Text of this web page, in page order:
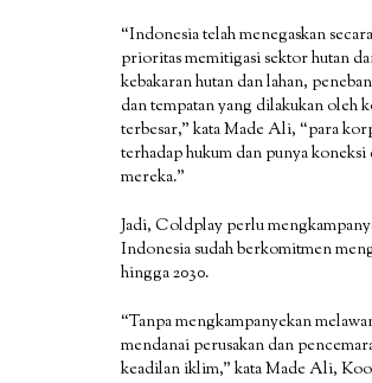
“Indonesia telah menegaskan
prioritas memitigasi sektor hutan
kebakaran hutan dan lahan,
dan tempatan yang dilakukan oleh
terbesar,” kata Made Ali, “para
terhadap hukum dan punya
mereka.”
Jadi, Coldplay perlu
Indonesia sudah berkomitmen
hingga 2030.
“Tanpa mengkampanyekan
mendanai perusakan dan
keadilan iklim,” kata Made Ali,